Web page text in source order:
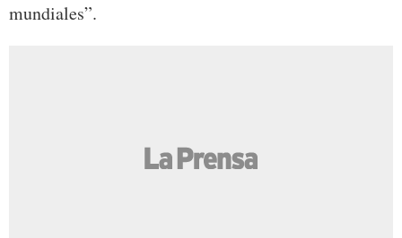
mundiales”.